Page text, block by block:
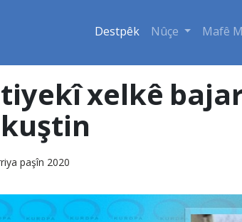
Destpêk Nûçe Mafê
xelkê
paşîn 2020